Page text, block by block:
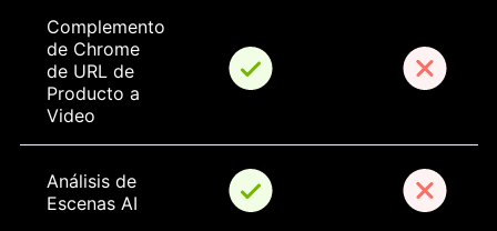
Complemento
de Chrome
de URL de
Producto a
Video
Análisis de
Escenas AI